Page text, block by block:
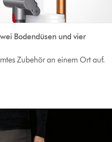
Bodendüsen und vier
Zubehör an einem Ort auf.